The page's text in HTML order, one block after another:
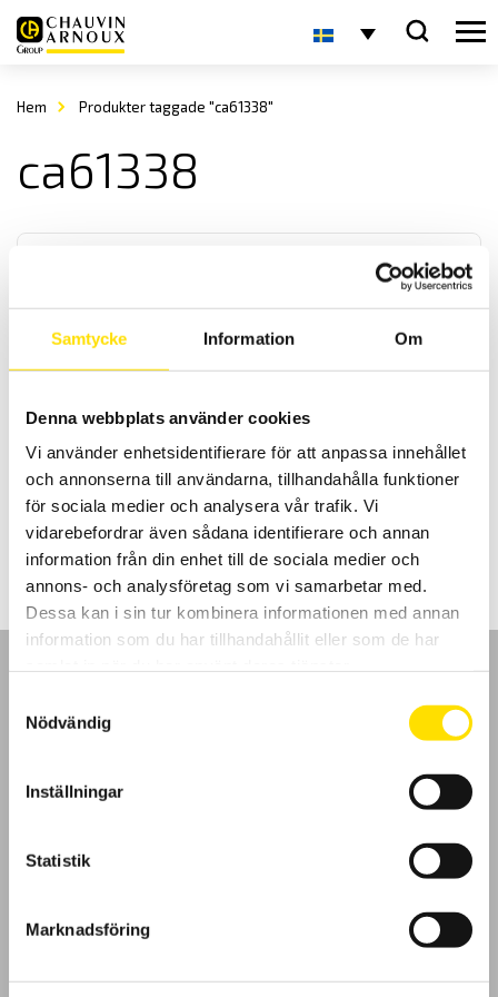
Samtycke Information Om
Denna webbplats använder cookies
Vi använder enhetsidentifierare för att anpassa innehållet
och annonserna till användarna, tillhandahålla funktioner
för sociala medier och analysera vår trafik. Vi
vidarebefordrar även sådana identifierare och annan
information från din enhet till de sociala medier och
annons- och analysföretag som vi samarbetar med.
Dessa kan i sin tur kombinera informationen med annan
information som du har tillhandahållit eller som de har
Nödvändig
Inställningar
Statistik
Marknadsföring
Hem Produkter taggade "ca61338"
ca61338
undermenyer för enkel användning med automatisk testsekvens
8,395.00kr –10,990.00krPrisintervall:
8,395.00 kr
10,990.00 kr
LÄS MER
Kundundersökning